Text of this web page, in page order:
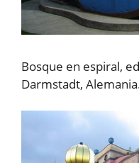
Bosque en espiral,
Darmstadt,